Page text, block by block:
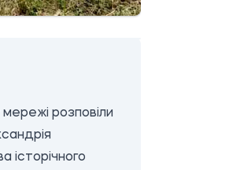
розповіли
історічного